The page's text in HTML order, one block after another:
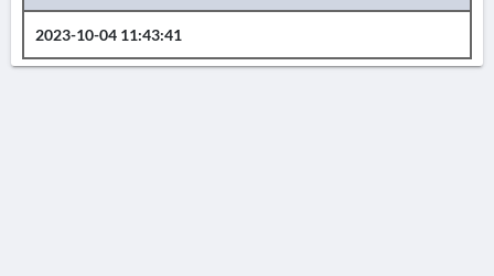
2023-10-04 11:43:41